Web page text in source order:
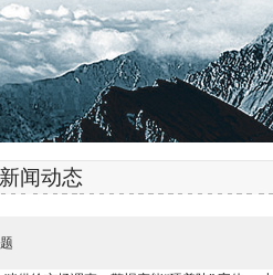
新闻动态